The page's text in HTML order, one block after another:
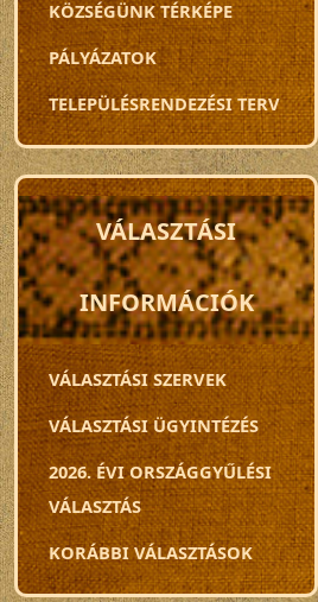
KÖZSÉGÜNK TÉRKÉPE
PÁLYÁZATOK
TELEPÜLÉSRENDEZÉSI TERV
VÁLASZTÁSI
INFORMÁCIÓK
VÁLASZTÁSI SZERVEK
VÁLASZTÁSI ÜGYINTÉZÉS
2026. ÉVI ORSZÁGGYŰLÉSI
VÁLASZTÁS
KORÁBBI VÁLASZTÁSOK